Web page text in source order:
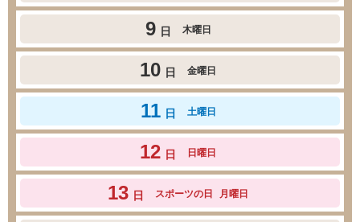
9 日 木曜日
10 日 金曜日
11 日 土曜日
12 日 日曜日
13 日 スポーツの日 月曜日